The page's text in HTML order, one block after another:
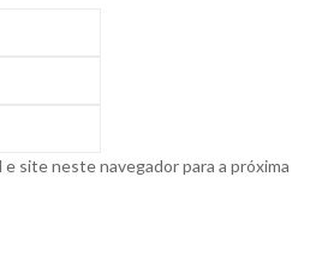
e site neste navegador para a próxima